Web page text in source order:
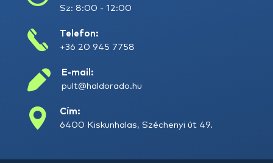
Sz: 8:00 - 12:00
Telefon:
+36 20 945 7758
E-mail:
pult@haldorado.hu
Cím:
6400 Kiskunhalas, Széchenyi út 49.